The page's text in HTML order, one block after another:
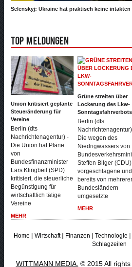
Selenskyj: Ukraine hat praktisch keine intakten
Top Meldungen
Union kritisiert geplante
Steueränderung für
Vereine
Berlin (dts
Nachrichtenagentur) -
Die Union hat Pläne
von
Bundesfinanzminister
Lars Klingbeil (SPD)
kritisiert, die steuerliche
Begünstigung für
wirtschaftlich tätige
Vereine
MEHR
Grüne streiten über
Lockerung des Lkw-
Sonntagsfahrverbots
Berlin (dts
Die wegen des
Niedrigwassers von
Steffen Bilger (CDU)
vorgeschlagene und
bereits von
Bundesländern
umgesetzte
MEHR
Home|Wirtschaft| Finanzen|Technologie|
Schlagzeilen
WITTMANN MEDIA. © 2015 All